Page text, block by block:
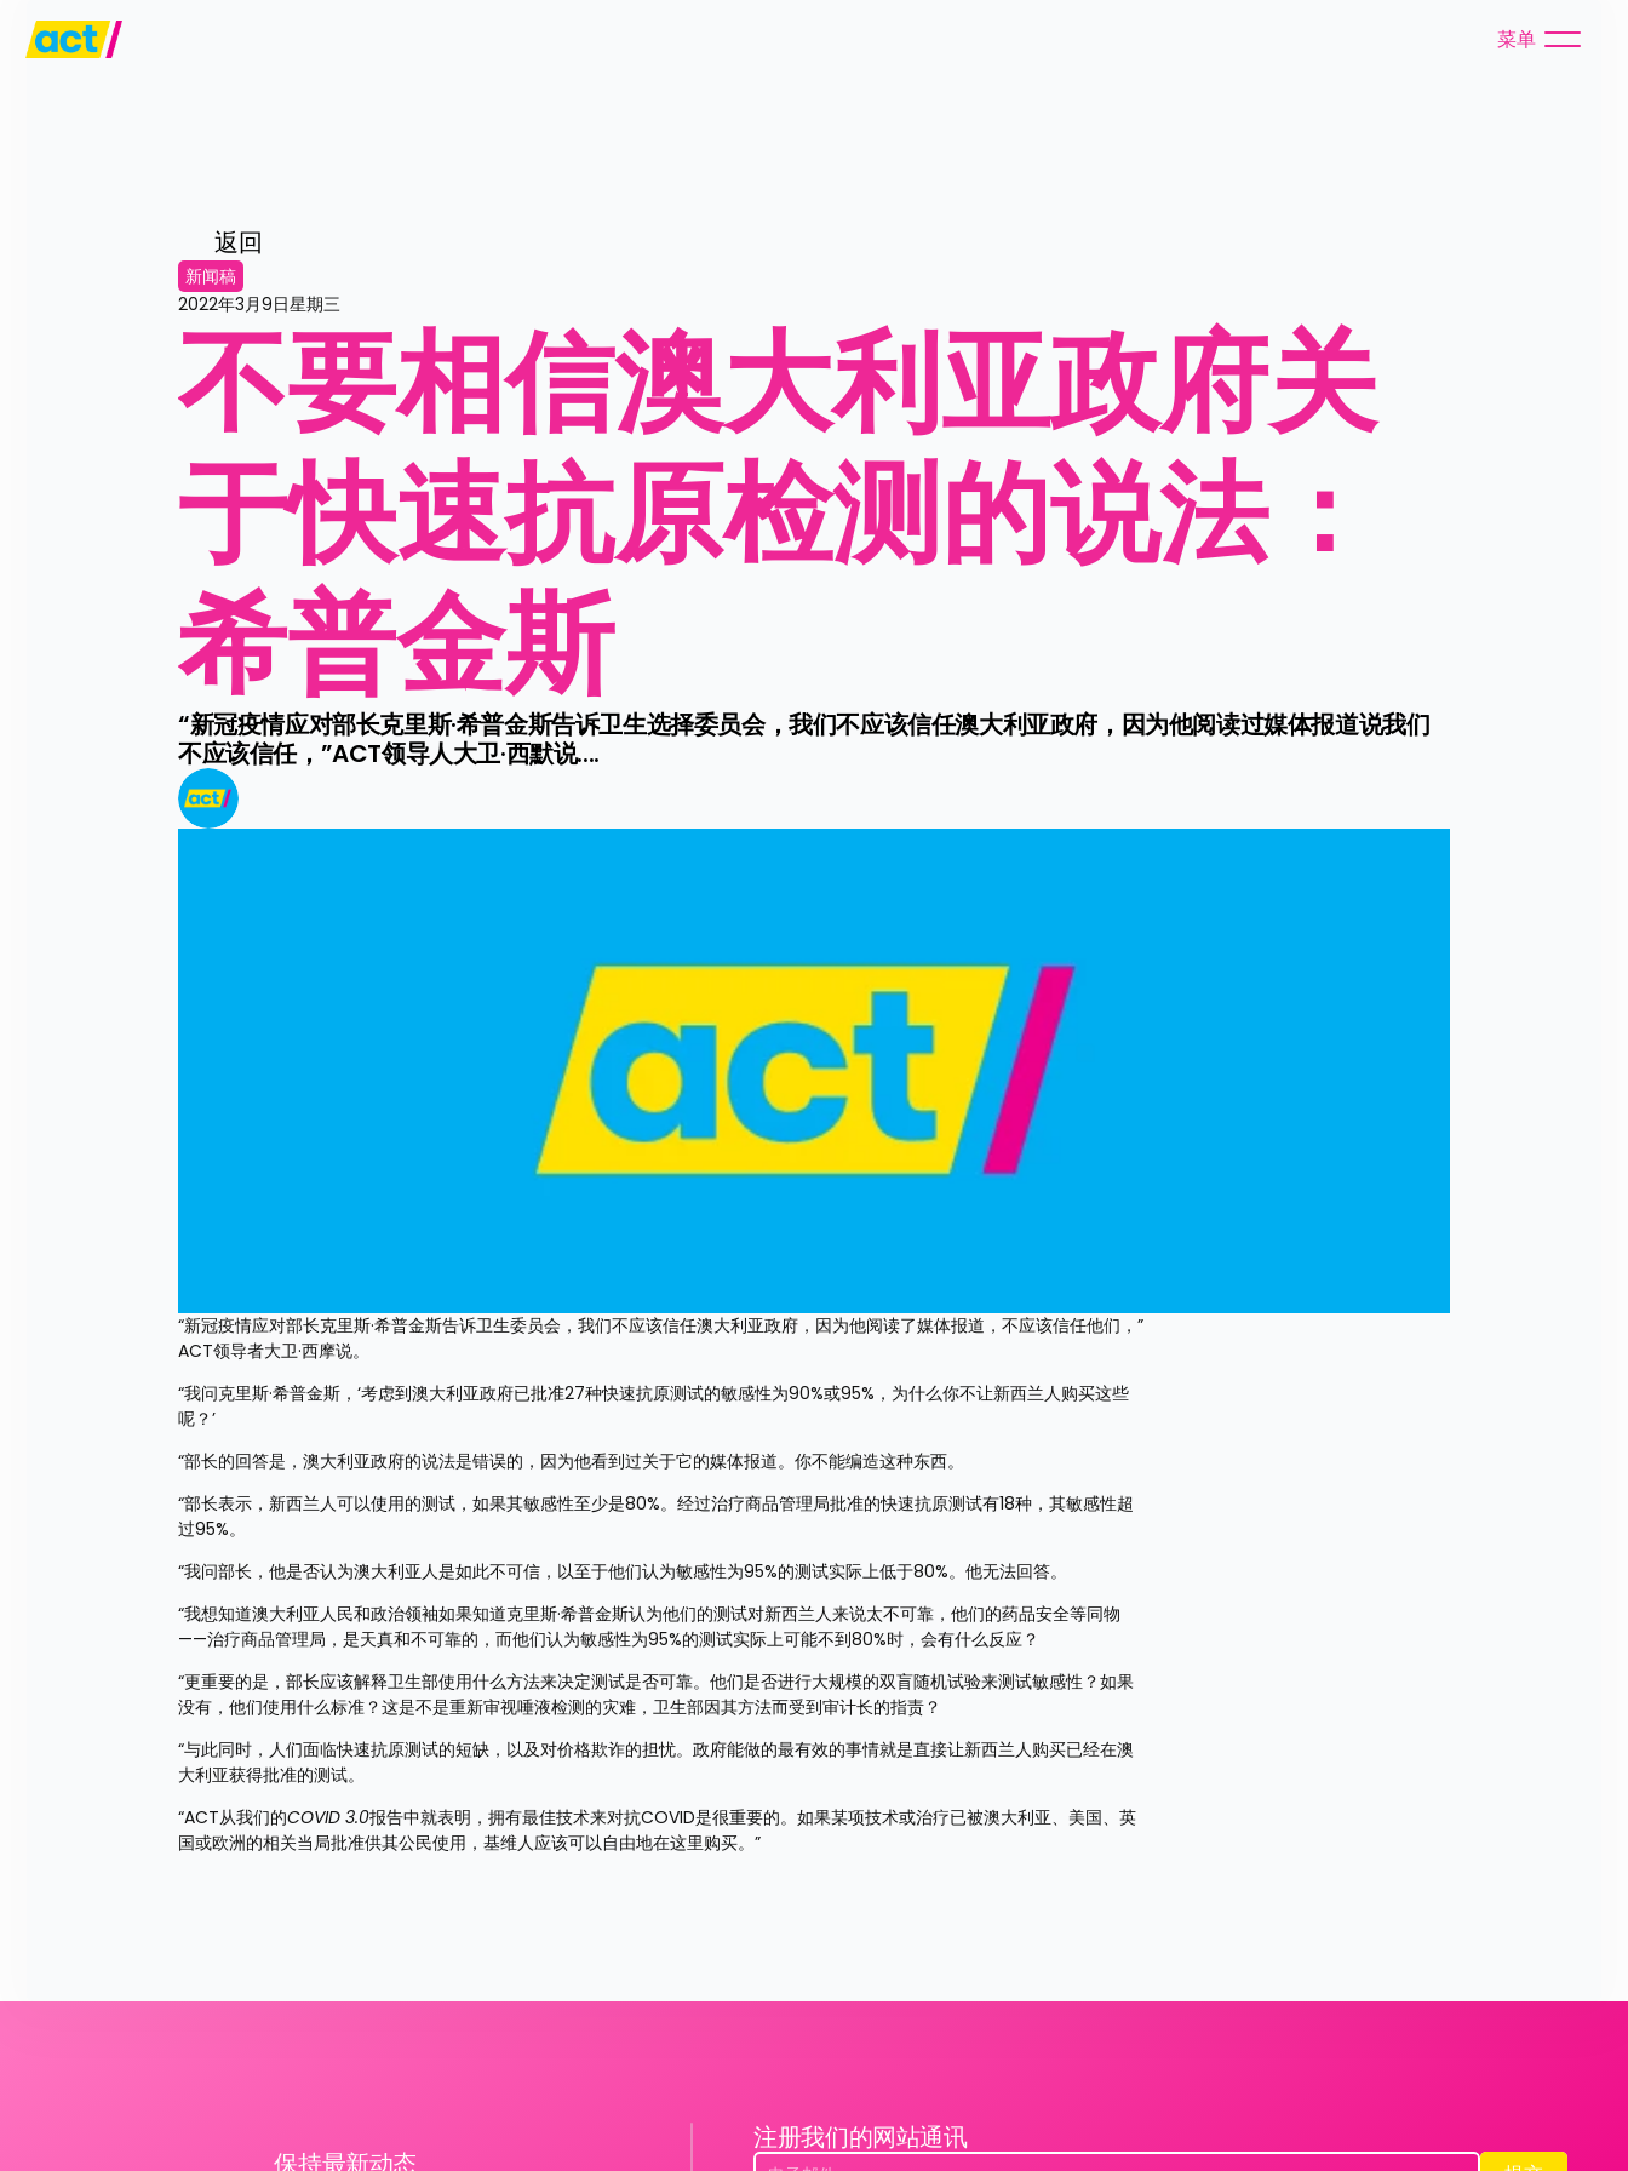
菜单
返回
新闻稿
2022年3月9日星期三
不要相信澳大利亚政府关
于快速抗原检测的说法：
希普金斯
“新冠疫情应对部长克里斯·希普金斯告诉卫生选择委员会，我们不应该信任澳大利亚政府，因为他阅读过媒体报道说我们
不应该信任，”ACT领导人大卫·西默说....
“新冠疫情应对部长克里斯·希普金斯告诉卫生委员会，我们不应该信任澳大利亚政府，因为他阅读了媒体报道，不应该信任他们，”
ACT领导者大卫·西摩说。
“我问克里斯·希普金斯，‘考虑到澳大利亚政府已批准27种快速抗原测试的敏感性为90%或95%，为什么你不让新西兰人购买这些
呢？’
“部长的回答是，澳大利亚政府的说法是错误的，因为他看到过关于它的媒体报道。你不能编造这种东西。
“部长表示，新西兰人可以使用的测试，如果其敏感性至少是80%。经过治疗商品管理局批准的快速抗原测试有18种，其敏感性超
过95%。
“我问部长，他是否认为澳大利亚人是如此不可信，以至于他们认为敏感性为95%的测试实际上低于80%。他无法回答。
“我想知道澳大利亚人民和政治领袖如果知道克里斯·希普金斯认为他们的测试对新西兰人来说太不可靠，他们的药品安全等同物
——治疗商品管理局，是天真和不可靠的，而他们认为敏感性为95%的测试实际上可能不到80%时，会有什么反应？
“更重要的是，部长应该解释卫生部使用什么方法来决定测试是否可靠。他们是否进行大规模的双盲随机试验来测试敏感性？如果
没有，他们使用什么标准？这是不是重新审视唾液检测的灾难，卫生部因其方法而受到审计长的指责？
“与此同时，人们面临快速抗原测试的短缺，以及对价格欺诈的担忧。政府能做的最有效的事情就是直接让新西兰人购买已经在澳
大利亚获得批准的测试。
“ACT从我们的COVID 3.0报告中就表明，拥有最佳技术来对抗COVID是很重要的。如果某项技术或治疗已被澳大利亚、美国、英
国或欧洲的相关当局批准供其公民使用，基维人应该可以自由地在这里购买。”
保持最新动态
注册我们的网站通讯